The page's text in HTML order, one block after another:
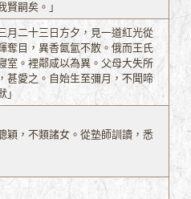
賢嗣矣。」
月二十三日方夕，見一道紅光從
奪目，異香氤氳不散。俄而王氏
室。裡鄰咸以為異。父母大失所
甚愛之。自始生至彌月，不聞啼
」
穎，不類諸女。從塾師訓讀，悉